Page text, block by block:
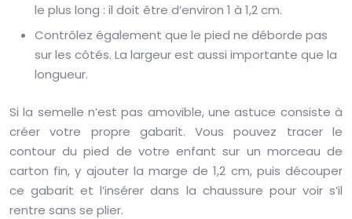
le plus long : il doit être d’environ 1 à 1,2 cm.
Contrôlez également que le pied ne déborde pas
sur les côtés. La largeur est aussi importante que la
longueur.
Si la semelle n’est pas amovible, une astuce consiste à
créer votre propre gabarit. Vous pouvez tracer le
contour du pied de votre enfant sur un morceau de
carton fin, y ajouter la marge de 1,2 cm, puis découper
ce gabarit et l’insérer dans la chaussure pour voir s’il
rentre sans se plier.